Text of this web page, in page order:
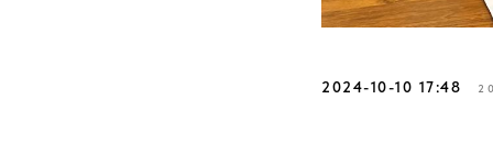
2024-10-10 17:48